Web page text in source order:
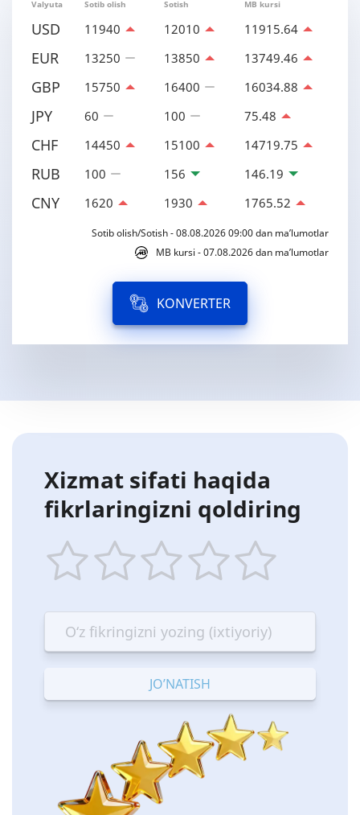
Valyuta Sotib olish Sotish MB kursi
USD 11940 12010 11915.64
EUR 13250 13850 13749.46
GBP 15750 16400 16034.88
JPY 60 100 75.48
CHF 14450 15100 14719.75
RUB 100 156 146.19
CNY 1620 1930 1765.52
Sotib olish/Sotish - 08.08.2026 09:00 dan ma’lumotlar
MB kursi - 07.08.2026 dan ma’lumotlar
KONVERTER
Xizmat sifati haqida
fikrlaringizni qoldiring
star
Terrible
stars
—
Bad
stars
—
OK
stars
—
Good
stars
—
Excellent